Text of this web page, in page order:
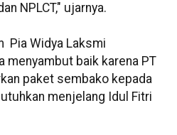
NPLCT," ujarnya.
Pia Widya Laksmi
menyambut baik karena PT
paket sembako kepada
menjelang Idul Fitri